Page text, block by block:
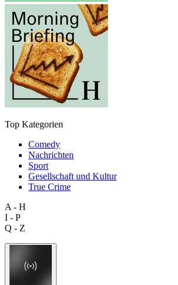
Top Kategorien
Comedy
Nachrichten
Sport
Gesellschaft und Kultur
True Crime
A - H
I - P
Q - Z